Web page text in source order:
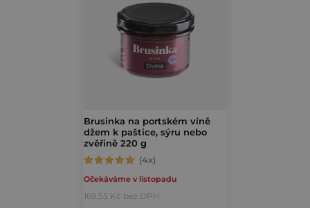
Brusinka na portském víně
džem k paštice, sýru nebo
zvěřině 220 g
Průměrné
hodnocení
produktu
Očekáváme v listopadu
169,55 Kč bez DPH